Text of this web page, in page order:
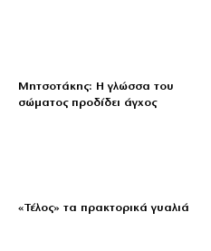
Μητσοτάκης: Η γλώσσα του
σώματος προδίδει άγχος
«Τέλος» τα πρακτορικά γυαλιά